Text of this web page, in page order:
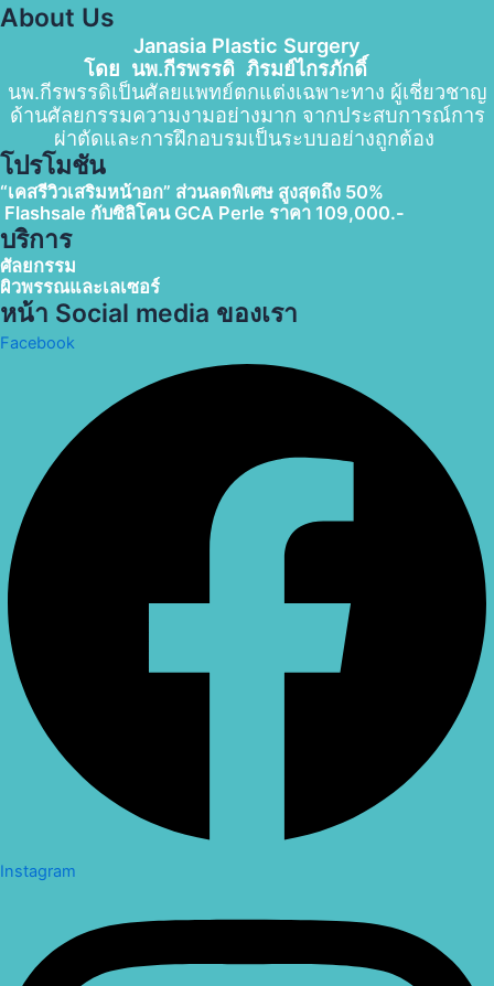
About Us
Janasia Plastic Surgery
โดย นพ.กีรพรรดิ ภิรมย์ไกรภักดิ์
นพ.กีรพรรดิเป็นศัลยแพทย์ตกแต่งเฉพาะทาง ผู้เชี่ยวชาญ
ด้านศัลยกรรมความงามอย่างมาก จากประสบการณ์การ
ผ่าตัดและการฝึกอบรมเป็นระบบอย่างถูกต้อง
โปรโมชัน
“เคสรีวิวเสริมหน้าอก” ส่วนลดพิเศษ สูงสุดถึง 50%
Flashsale กับซิลิโคน GCA Perle ราคา 109,000.-
บริการ
ศัลยกรรม
ผิวพรรณและเลเซอร์
หน้า Social media ของเรา
Facebook
Instagram